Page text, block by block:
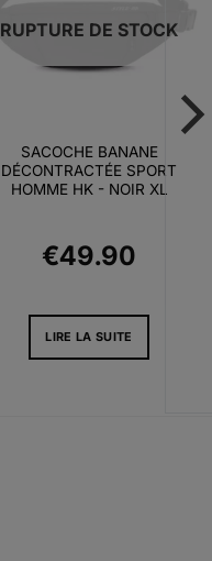
RUPTURE DE STOCK
SACOCHE BANANE
DÉCONTRACTÉE SPORT
HOMME HK - NOIR XL
€49.90
LIRE LA SUITE